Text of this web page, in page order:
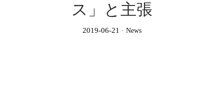
ス」と主張
2019-06-21 News